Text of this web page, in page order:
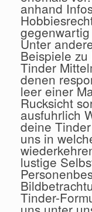
anhand
Unter
Beispiele
Tinder
denen
leer einer
Rucksicht
ausfuhrlich
deine
uns in
lustige
Tinder-